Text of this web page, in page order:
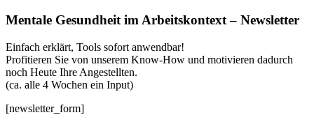
Mentale Gesundheit im Arbeitskontext – Newsletter
Einfach erklärt, Tools sofort anwendbar!
Profitieren Sie von unserem Know-How und motivieren dadurch
noch Heute Ihre Angestellten.
(ca. alle 4 Wochen ein Input)
[newsletter_form]